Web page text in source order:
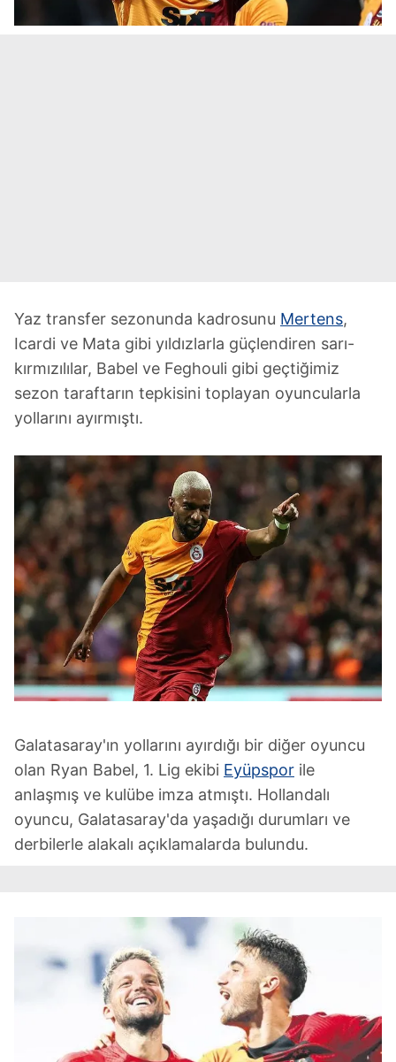
Yaz transfer sezonunda kadrosunu Mertens,
Icardi ve Mata gibi yıldızlarla güçlendiren sarı-
kırmızılılar, Babel ve Feghouli gibi geçtiğimiz
sezon taraftarın tepkisini toplayan oyuncularla
yollarını ayırmıştı.
Galatasaray'ın yollarını ayırdığı bir diğer oyuncu
olan Ryan Babel, 1. Lig ekibi Eyüpspor ile
anlaşmış ve kulübe imza atmıştı. Hollandalı
oyuncu, Galatasaray'da yaşadığı durumları ve
derbilerle alakalı açıklamalarda bulundu.